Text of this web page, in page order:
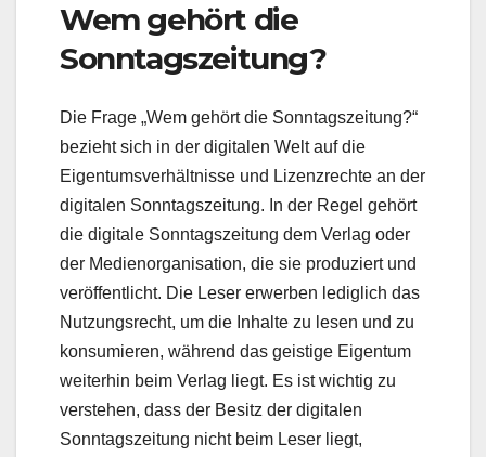
Wem gehört die
Sonntagszeitung?
Die Frage „Wem gehört die Sonntagszeitung?“
bezieht sich in der digitalen Welt auf die
Eigentumsverhältnisse und Lizenzrechte an der
digitalen Sonntagszeitung. In der Regel gehört
die digitale Sonntagszeitung dem Verlag oder
der Medienorganisation, die sie produziert und
veröffentlicht. Die Leser erwerben lediglich das
Nutzungsrecht, um die Inhalte zu lesen und zu
konsumieren, während das geistige Eigentum
weiterhin beim Verlag liegt. Es ist wichtig zu
verstehen, dass der Besitz der digitalen
Sonntagszeitung nicht beim Leser liegt,